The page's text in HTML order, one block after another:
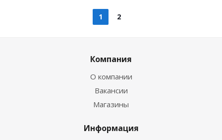
1 2
Компания
О компании
Вакансии
Магазины
Информация